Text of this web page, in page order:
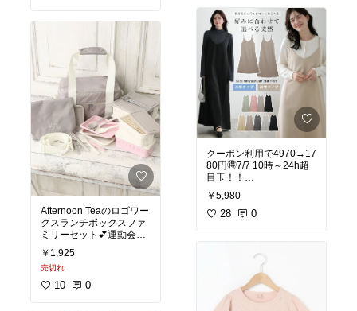
Afternoon Teaのロゴワー
クスランチボックスファ
ミリーセット💕運動会や
ランチボックスセット✨
保存容器が大小2個ずつ､
トレー4枚､フォークとス
￥1,925
売切れ
10 0
プールの下などに敷いて
も水抜き穴があるので水
はけも良くて安心💕天然
芝のようなハイクオリテ
#グリーンのある暮らし
人工芝
クーポン利用で4970→17
80円🉐7/7 10時～24h超
目玉！！
バックリボンキャミワン
ー マタニティ ママ ワン
ピース レディース
バックリボン マキシワン
ピース
￥5,980
28 0